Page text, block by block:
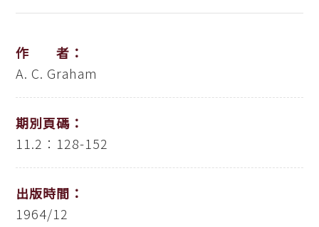
作 者：
A. C. Graham
期別頁碼：
11.2：128-152
出版時間：
1964/12